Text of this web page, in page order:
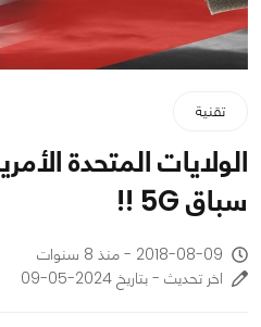
تقنية
الولايات المتحدة
سباق 5G !!
2018-08-09 - منذ 8 سنوات
اخر تحديث - بتاريخ 2024-05-09